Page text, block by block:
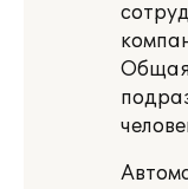
Общая